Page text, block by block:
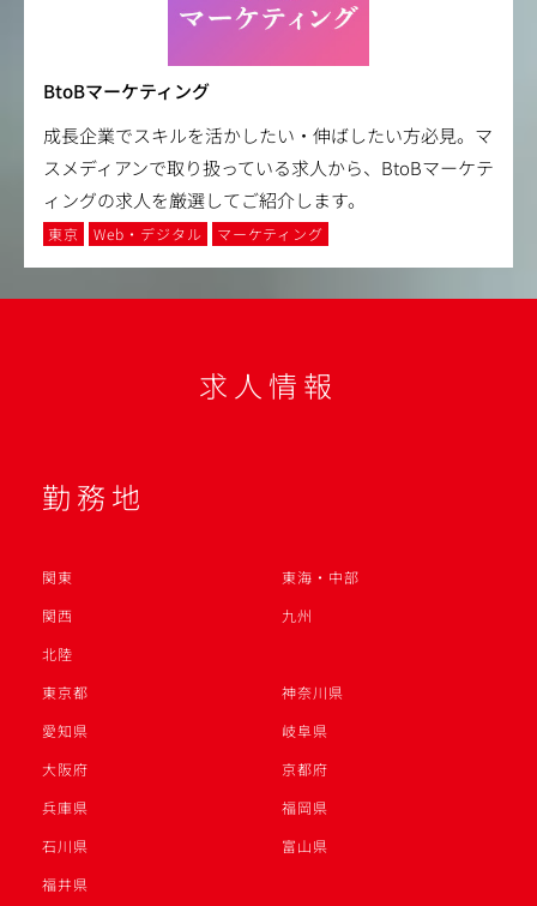
BtoBマーケティング
成長企業でスキルを活かしたい・伸ばしたい方必見。マ
スメディアンで取り扱っている求人から、BtoBマーケテ
ィングの求人を厳選してご紹介します。
東京 Web・デジタル マーケティング
求人情報
勤務地
関東
東海・中部
関西
九州
北陸
東京都
神奈川県
愛知県
岐阜県
大阪府
京都府
兵庫県
福岡県
石川県
富山県
福井県